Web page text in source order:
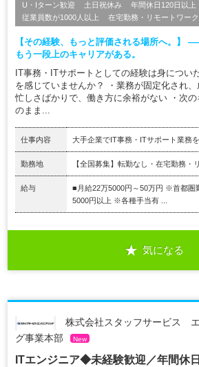
U・Iターン歓迎 土日祝休み
年間休日120日以上
従業員数が1000人以上
在宅勤務・リモートワーク
【その経験、もっと評価される場所へ。】
もう一段上のキャリアがある。
IT事務・ITサポートとしての経験は身につい
を感じていませんか？ ・業務が固定化され、
忙しさばかりで、働き方に余裕がない ・次
のまま...
仕事内容 大手企業でIT事務・ITサポート業務
勤務地 【全国募集】転勤なし・在宅勤務・
給与
■月給22万5000円～50万円 ※首都圏
5000円以上 ※各種手当有 ...
気になる
株式会社スタッフサービス
グ事業本部
New
ITエンジニア◆未経験歓迎／年間休